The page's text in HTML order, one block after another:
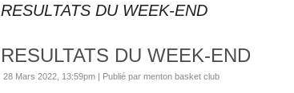
RESULTATS DU WEEK-END
RESULTATS DU WEEK-END
28 Mars 2022, 13:59pm | Publié par menton basket club